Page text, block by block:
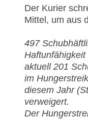
Der Kurier
Mittel, um aus
497
aktuell 201
im
diesem Jahr
verweigert.
Der